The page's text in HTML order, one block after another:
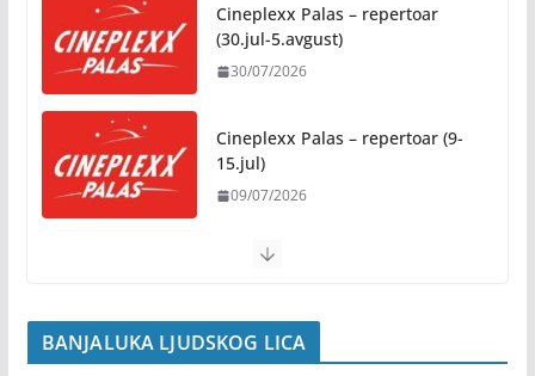
07/08/2026
Rukotvorine u srcu grada:
Kočićevim danima
07/08/2026
Cineplexx Palas – repertoar
(30.jul-5.avgust)
30/07/2026
Cineplexx Palas – repertoar (9-
15.jul)
09/07/2026
BANJALUKA LJUDSKOG LICA